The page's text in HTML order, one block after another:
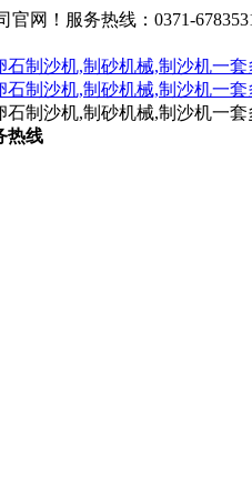
网！服务热线：0371-
热线